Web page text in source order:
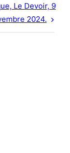
Le Devoir, 9
2024.